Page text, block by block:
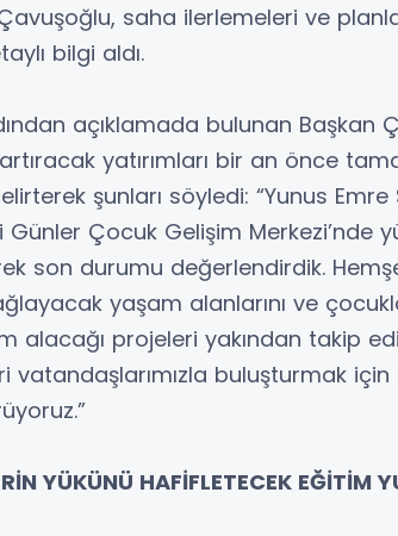
saha ilerlemeleri ve
bilgi aldı.
açıklamada bulunan Başkan
yatırımları bir an önce
şunları söyledi: “Yunus
Çocuk Gelişim Merkezi’nde
son durumu değerlendirdik.
yaşam alanlarını ve
alacağı projeleri yakından takip
vatandaşlarımızla buluşturmak için
YÜKÜNÜ HAFİFLETECEK EĞİTİM